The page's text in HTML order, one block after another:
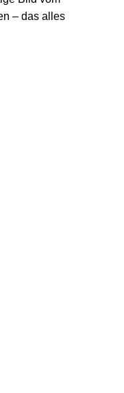
– das alles